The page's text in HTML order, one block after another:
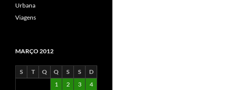
Urbana
Viagens
MARÇO 2012
S T Q Q S S
D
1
2 3
4